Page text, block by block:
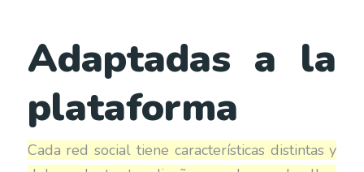
Adaptadas a la
plataforma
Cada red social tiene características distintas y